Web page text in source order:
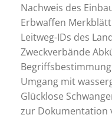
Nachweis des
Erbwaffen
Leitweg-IDs des
Zweckverbände
Umgang mit
Glücklose
zur Dokumentation